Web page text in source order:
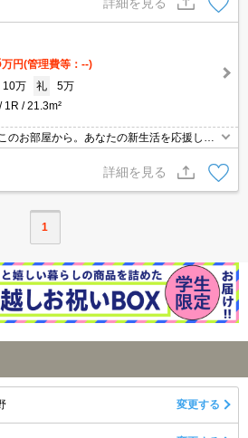
万円(管理費等：--)
10万 礼
5万
1R 21.3m²
のお部屋から。あなたの新生活を応援しま
詳細を見る
1
変更する